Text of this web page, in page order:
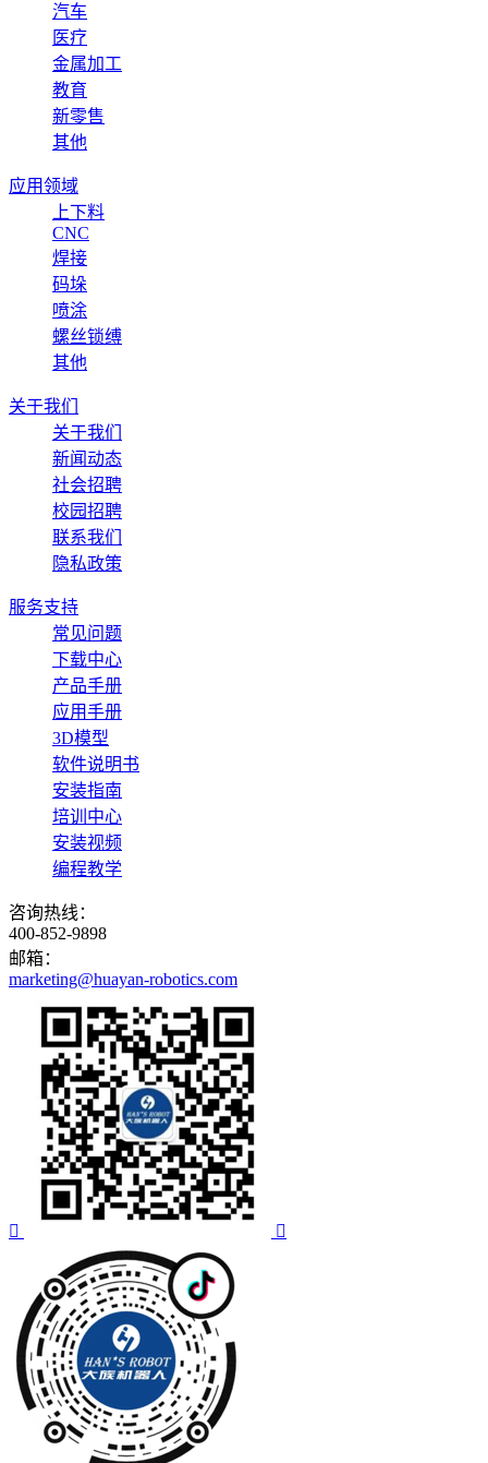
汽车
医疗
金属加工
教育
新零售
其他
应用领域
上下料
CNC
焊接
码垛
喷涂
螺丝锁缚
其他
关于我们
关于我们
新闻动态
社会招聘
校园招聘
联系我们
隐私政策
服务支持
常见问题
下载中心
产品手册
应用手册
3D模型
软件说明书
安装指南
培训中心
安装视频
编程教学
咨询热线：
400-852-9898
邮箱：
marketing@huayan-robotics.com